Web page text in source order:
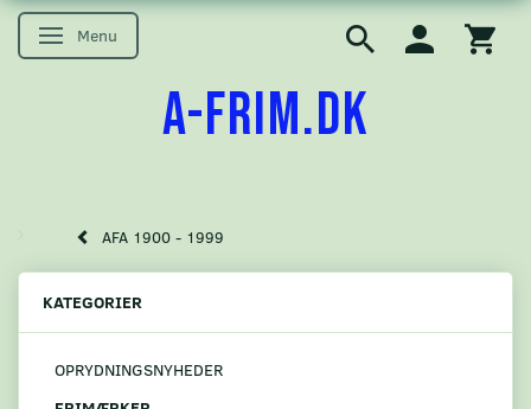
Skifte navigation
Menu
A-FRIM.DK
AFA 1900 - 1999
KATEGORIER
OPRYDNINGSNYHEDER